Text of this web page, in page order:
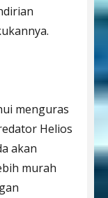
menguras
Helios
akan
murah